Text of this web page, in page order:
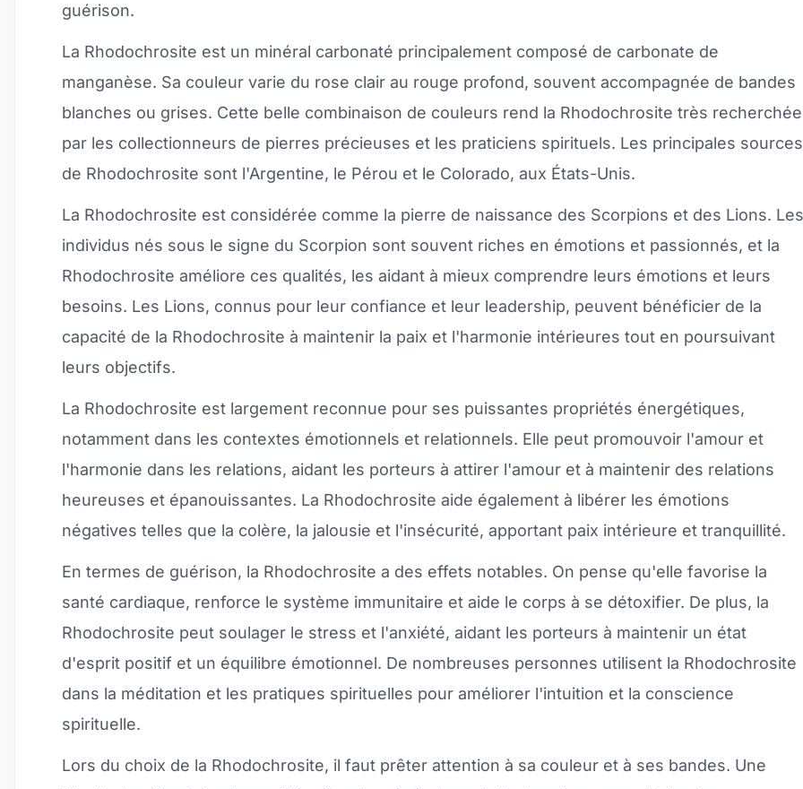
guérison.
La Rhodochrosite est un minéral carbonaté principalement composé de carbonate de
manganèse. Sa couleur varie du rose clair au rouge profond, souvent accompagnée de bandes
blanches ou grises. Cette belle combinaison de couleurs rend la Rhodochrosite très recherchée
par les collectionneurs de pierres précieuses et les praticiens spirituels. Les principales sources
de Rhodochrosite sont l'Argentine, le Pérou et le Colorado, aux États-Unis.
La Rhodochrosite est considérée comme la pierre de naissance des Scorpions et des Lions. Les
individus nés sous le signe du Scorpion sont souvent riches en émotions et passionnés, et la
Rhodochrosite améliore ces qualités, les aidant à mieux comprendre leurs émotions et leurs
besoins. Les Lions, connus pour leur confiance et leur leadership, peuvent bénéficier de la
capacité de la Rhodochrosite à maintenir la paix et l'harmonie intérieures tout en poursuivant
leurs objectifs.
La Rhodochrosite est largement reconnue pour ses puissantes propriétés énergétiques,
notamment dans les contextes émotionnels et relationnels. Elle peut promouvoir l'amour et
l'harmonie dans les relations, aidant les porteurs à attirer l'amour et à maintenir des relations
heureuses et épanouissantes. La Rhodochrosite aide également à libérer les émotions
négatives telles que la colère, la jalousie et l'insécurité, apportant paix intérieure et tranquillité.
En termes de guérison, la Rhodochrosite a des effets notables. On pense qu'elle favorise la
santé cardiaque, renforce le système immunitaire et aide le corps à se détoxifier. De plus, la
Rhodochrosite peut soulager le stress et l'anxiété, aidant les porteurs à maintenir un état
d'esprit positif et un équilibre émotionnel. De nombreuses personnes utilisent la Rhodochrosite
dans la méditation et les pratiques spirituelles pour améliorer l'intuition et la conscience
spirituelle.
Lors du choix de la Rhodochrosite, il faut prêter attention à sa couleur et à ses bandes. Une